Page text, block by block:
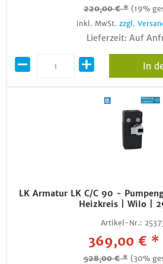
220,00 € * (19%
inkl. MwSt. zzgl.
Lieferzeit: Auf
In
LK Armatur LK C/C 90 -
Heizkreis | Wilo |
Artikel-Nr.:
369,00 € *
528,00 € * (30%